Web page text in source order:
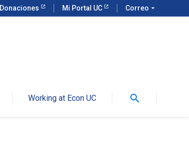
Donaciones Mi Portal UC Correo arrow_drop_down
Working at Econ UC search